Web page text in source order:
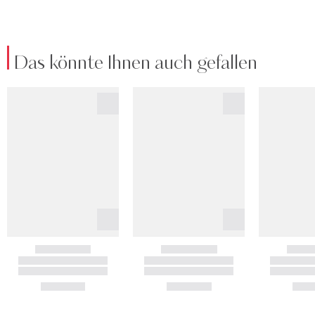
Das könnte Ihnen auch gefallen